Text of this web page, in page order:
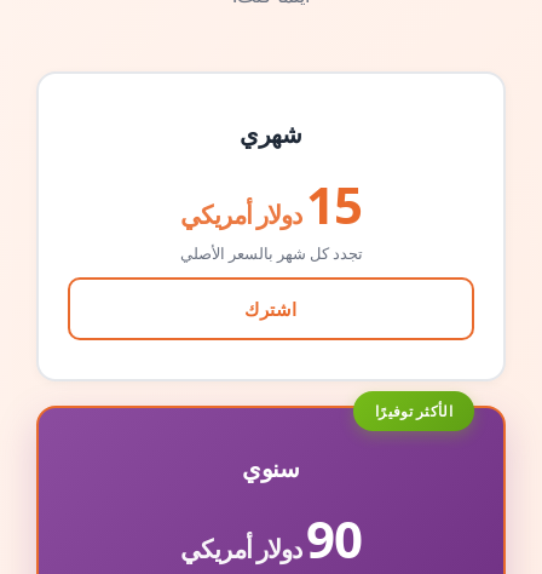
شهري
15 دولار أمريكي
تجدد كل شهر بالسعر الأصلي
اشترك
الأكثر توفيرًا
سنوي
90دولار أمريكي